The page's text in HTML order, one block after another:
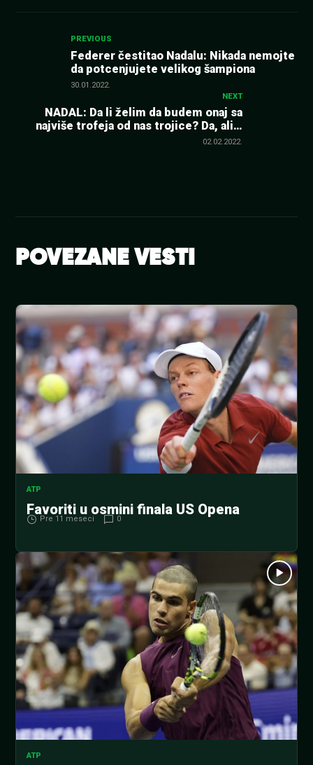
Kretanje
članka
PREVIOUS
Federer čestitao Nadalu: Nikada nemojte
da potcenjujete velikog šampiona
30.01.2022.
NEXT
NADAL: Da li želim da budem onaj sa
najviše trofeja od nas trojice? Da, ali…
02.02.2022.
POVEZANE VESTI
ATP
Favoriti u osmini finala US Opena
Pre 11 meseci 0
ATP